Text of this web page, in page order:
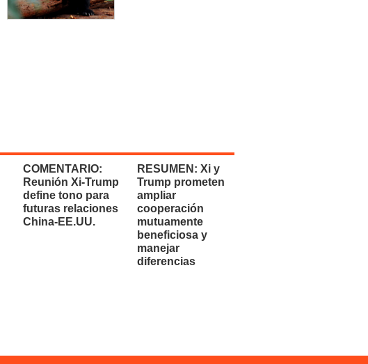
COMENTARIO:
Reunión Xi-Trump
define tono para
futuras relaciones
China-EE.UU.
RESUMEN: Xi y
Trump prometen
ampliar
cooperación
mutuamente
beneficiosa y
manejar
diferencias